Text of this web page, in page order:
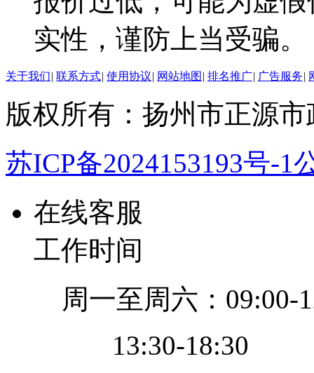
实性，谨防上当受骗。
关于我们| 联系方式| 使用协议| 网站地图 | 排名推广| 广告服务|
版权所有：扬州市正源
苏ICP备2024153193号-1
在线客服
工作时间
周一至周六：09:00-
13:30-18:30